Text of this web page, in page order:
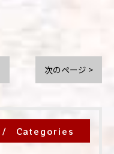
次のページ >
Categories